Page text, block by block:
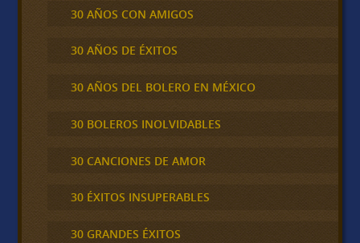
30 AÑOS CON AMIGOS
30 AÑOS DE ÉXITOS
30 AÑOS DEL BOLERO EN MÉXICO
30 BOLEROS INOLVIDABLES
30 CANCIONES DE AMOR
30 ÉXITOS INSUPERABLES
30 GRANDES ÉXITOS